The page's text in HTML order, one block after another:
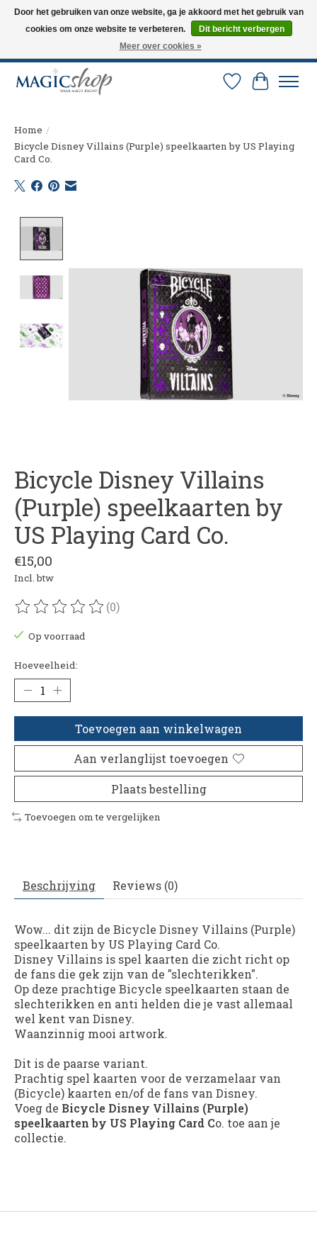
Altijd de nieuwste trucs op voorraad. Snelle verzending via PostNL en DHL.
Langskomen in onze winkel? Bel of mail om een afspraak te maken. 0251-
Verlanglijst
Home /
Bicycle Disney Villains (Purple) speelkaarten by US Playing
Card Co.
Bicycle Disney Villains
(Purple) speelkaarten by
US Playing Card Co.
€15,00
Incl. btw
De beoordeling van dit product is
(0)
Op voorraad
Hoeveelheid:
Toevoegen aan winkelwagen
Aan verlanglijst toevoegen
Plaats bestelling
Toevoegen om te vergelijken
Beschrijving Reviews (0)
Wow... dit zijn de Bicycle Disney Villains (Purple)
speelkaarten by US Playing Card Co.
Disney Villains is spel kaarten die zicht richt op
de fans die gek zijn van de "slechterikken".
Op deze prachtige Bicycle speelkaarten staan de
slechterikken en anti helden die je vast allemaal
wel kent van Disney.
Waanzinnig mooi artwork.
Dit is de paarse variant.
Prachtig spel kaarten voor de verzamelaar van
(Bicycle) kaarten en/of de fans van Disney.
Voeg de Bicycle Disney Villains (Purple)
speelkaarten by US Playing Card Co. toe aan je
collectie.
Door het gebruiken van onze website, ga je akkoord met het gebruik van
cookies om onze website te verbeteren.
Dit bericht verbergen
Meer over cookies »